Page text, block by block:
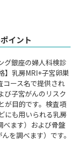
イント
グ銀座の婦人科検診
】乳房MRI+子宮卵巣
コース名で提供され
び子宮がんのリスク
が目的です。検査項
にも用いられる乳房
べます）および骨盤
を調べます）です。